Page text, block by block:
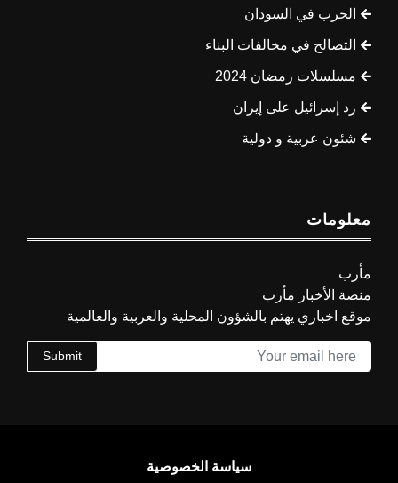
الحرب في السودان
التصالح في مخالفات البناء
مسلسلات رمضان 2024
رد إسرائيل على إيران
شئون عربية و دولية
معلومات
مأرب
منصة الأخبار مأرب
موقع اخباري يهتم بالشؤون المحلية والعربية والعالمية
Submit
سياسة الخصوصية